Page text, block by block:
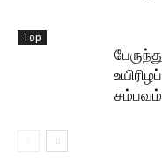
Top
சம்பவம்